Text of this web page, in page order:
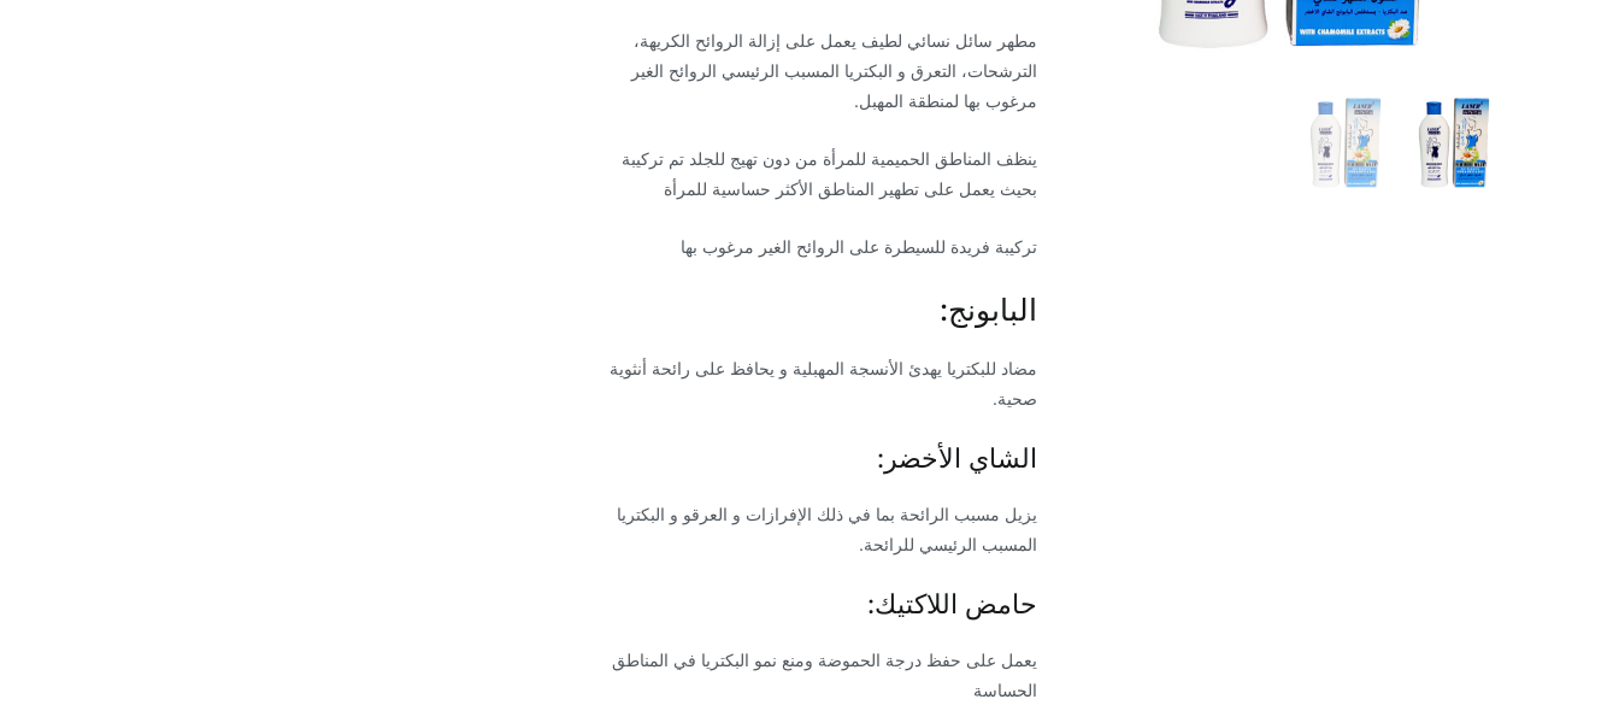
مطهر سائل نسائي لطيف يعمل على إزالة الروائح الكريهة،
الترشحات، التعرق و البكتريا المسبب الرئيسي الروائح الغير
مرغوب بها لمنطقة المهبل.
ينظف المناطق الحميمية للمرأة من دون تهيج للجلد تم تركيبة
بحيث يعمل على تطهير المناطق الأكثر حساسية للمرأة
تركيبة فريدة للسيطرة على الروائح الغير مرغوب بها
البابونج:
مضاد للبكتريا يهدئ الأنسجة المهبلية و يحافظ على رائحة أنثوية
صحية.
الشاي الأخضر:
يزيل مسبب الرائحة بما في ذلك الإفرازات و العرقو و البكتريا
المسبب الرئيسي للرائحة.
حامض اللاكتيك:
يعمل على حفظ درجة الحموضة ومنع نمو البكتريا في المناطق
الحساسة